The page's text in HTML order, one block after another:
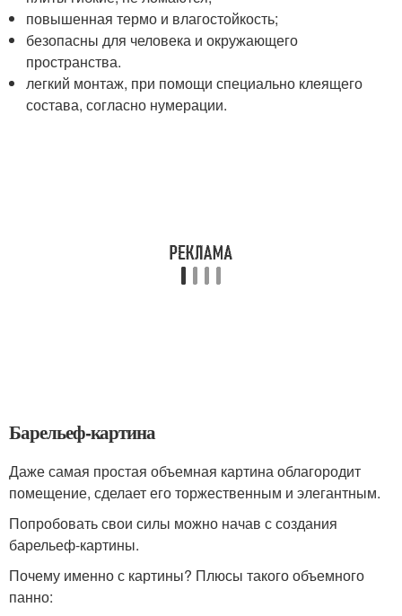
повышенная термо и влагостойкость;
безопасны для человека и окружающего
пространства.
легкий монтаж, при помощи специально клеящего
состава, согласно нумерации.
Барельеф-картина
Даже самая простая объемная картина облагородит
помещение, сделает его торжественным и элегантным.
Попробовать свои силы можно начав с создания
барельеф-картины.
Почему именно с картины? Плюсы такого объемного
панно: